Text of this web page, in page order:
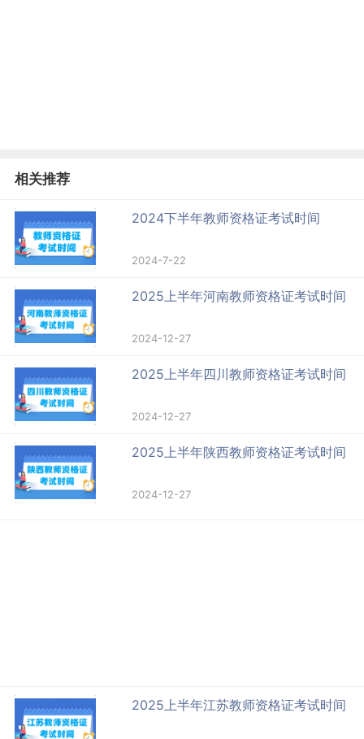
相关推荐
2024下半年教师资格证考试时间
2024-7-22
2025上半年河南教师资格证考试时间
2024-12-27
2025上半年四川教师资格证考试时间
2024-12-27
2025上半年陕西教师资格证考试时间
2024-12-27
2025上半年江苏教师资格证考试时间